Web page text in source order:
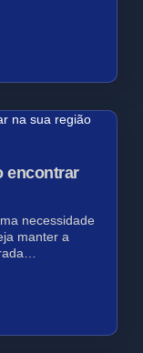
encontrar
necessidade
manter a